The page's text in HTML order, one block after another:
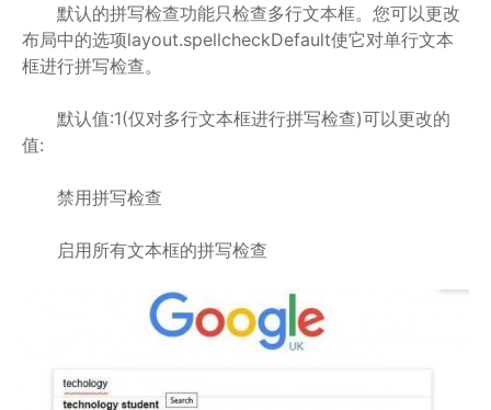
默认的拼写检查功能只检查多行文本框。您可以更改
布局中的选项layout.spellcheckDefault使它对单行文本
框进行拼写检查。
默认值:1(仅对多行文本框进行拼写检查)可以更改的
值:
禁用拼写检查
启用所有文本框的拼写检查